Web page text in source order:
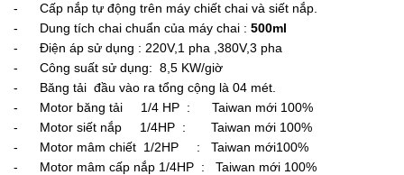
- Cấp nắp tự động trên máy chiết chai và siết nắp.
- Dung tích chai chuẩn của máy chai : 500ml
- Điện áp sử dụng : 220V,1 pha ,380V,3 pha
- Công suất sử dụng: 8,5 KW/giờ
- Băng tải đầu vào ra tổng cộng là 04 mét.
- Motor băng tải 1/4 HP : Taiwan mới 100%
- Motor siết nắp 1/4HP : Taiwan mới 100%
- Motor mâm chiết 1/2HP : Taiwan mới100%
- Motor mâm cấp nắp 1/4HP : Taiwan mới 100%